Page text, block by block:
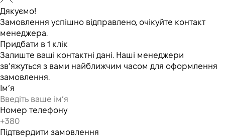
Дякуємо!
Замовлення успішно відправлено, очікуйте контакт
менеджера.
Придбати в 1 клік
Залиште ваші контактні дані. Наші менеджери
зв’яжуться з вами найближчим часом для оформлення
замовлення.
Ім’я
Номер телефону
Підтвердити замовлення